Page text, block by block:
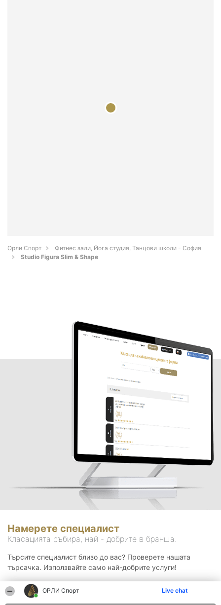
ОРЛИ Спорт Live chat
Орли Спорт
Фитнес зали, Йога студия, Танцови школи - София
Studio Figura Slim & Shape
Намерете специалист
Класацията събира, най - добрите в бранша.
Търсите специалист близо до вас? Проверете нашата
търсачка. Използвайте само най-добрите услуги!